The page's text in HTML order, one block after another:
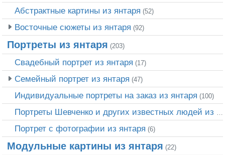
Абстрактные картины из янтаря (52)
Восточные сюжеты из янтаря (92)
Портреты из янтаря (203)
Свадебный портрет из янтаря (17)
Семейный портрет из янтаря (47)
Индивидуальные портреты на заказ из янтаря (100)
Портреты Шевченко и других известных людей из янтаря
Портрет c фотографии из янтаря (6)
Модульные картины из янтаря (22)